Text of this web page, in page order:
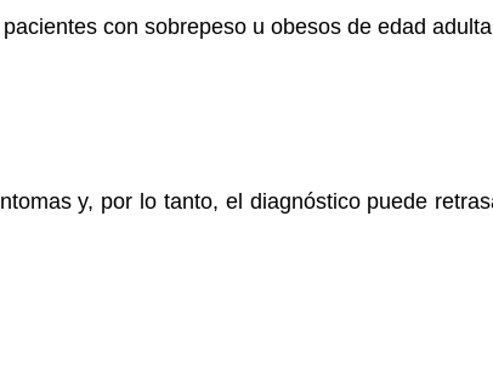
con sobrepeso u obesos de edad
y, por lo tanto, el diagnóstico puede